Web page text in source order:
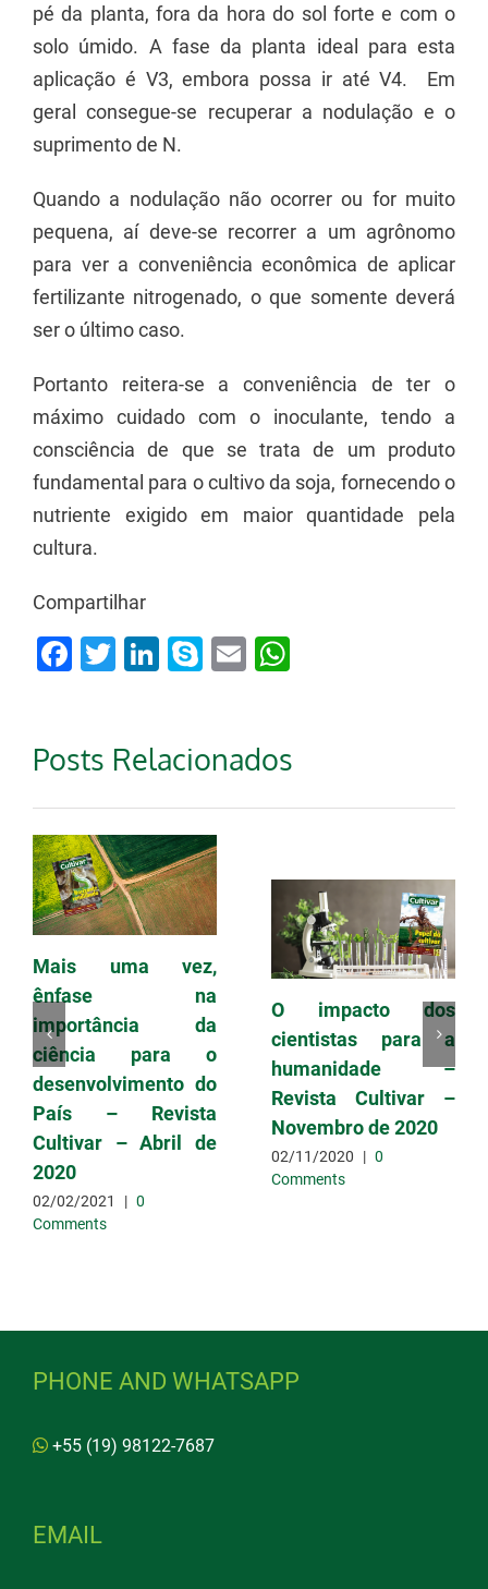
pé da planta, fora da hora do sol forte e com o
solo úmido. A fase da planta ideal para esta
aplicação é V3, embora possa ir até V4. Em
geral consegue-se recuperar a nodulação e o
suprimento de N.
Quando a nodulação não ocorrer ou for muito
pequena, aí deve-se recorrer a um agrônomo
para ver a conveniência econômica de aplicar
fertilizante nitrogenado, o que somente deverá
ser o último caso.
Portanto reitera-se a conveniência de ter o
máximo cuidado com o inoculante, tendo a
consciência de que se trata de um produto
fundamental para o cultivo da soja, fornecendo o
nutriente exigido em maior quantidade pela
cultura.
Compartilhar
Facebook
Twitter
LinkedIn
Skype
Email
Posts Relacionados
Mais uma vez,
ênfase na
importância da
ciência para o
desenvolvimento do
País – Revista
Cultivar – Abril de
2020
02/02/2021 | 0
Comments
O impacto dos
cientistas para a
humanidade –
Revista Cultivar –
Novembro de 2020
02/11/2020 | 0
Comments
PHONE AND WHATSAPP
+55 (19) 98122-7687
EMAIL